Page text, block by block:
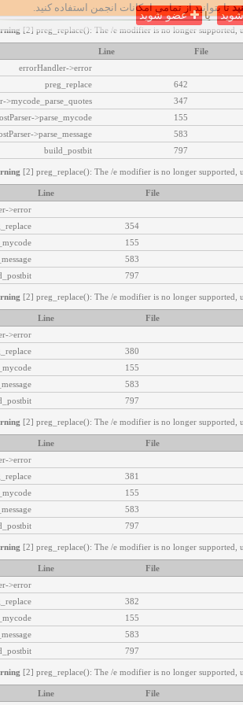
تا بتوانید از تمامی امکانات انجمن استفاده کنید.
[2] preg_replace(): The /e modifier is no longer supported,
File
Line
errorHandler->error
642
preg_replace
347
>mycode_parse_quotes
155
>parse_mycode
583
>parse_message
797
build_postbit
[2] preg_replace(): The /e modifier is no longer supported,
File
Line
>error
354
155
583
797
[2] preg_replace(): The /e modifier is no longer supported,
File
Line
>error
380
155
583
797
[2] preg_replace(): The /e modifier is no longer supported,
File
Line
>error
381
155
583
797
[2] preg_replace(): The /e modifier is no longer supported,
File
Line
>error
382
155
583
797
[2] preg_replace(): The /e modifier is no longer supported,
File
Line
یا عضو شوید